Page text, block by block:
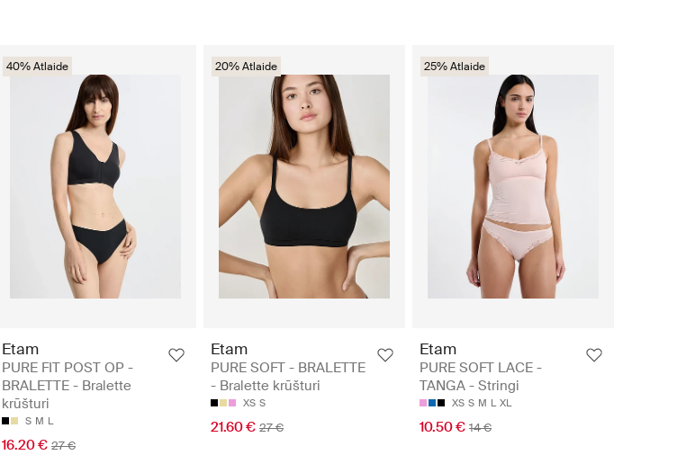
40% Atlaide
Etam
PURE FIT POST OP -
BRALETTE - Bralette
krūšturi
S M L
16.20 € 27 €
20% Atlaide
Etam
PURE SOFT - BRALETTE
- Bralette krūšturi
XS S
21.60 € 27 €
25% Atlaide
Etam
PURE SOFT LACE -
TANGA - Stringi
XS S M L XL
10.50 € 14 €